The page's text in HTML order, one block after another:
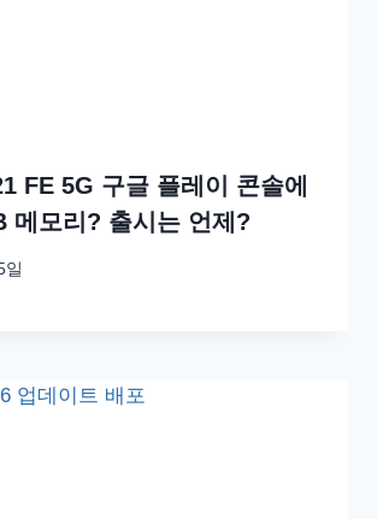
FE 5G 구글 플레이 콘솔에
메모리? 출시는 언제?
일